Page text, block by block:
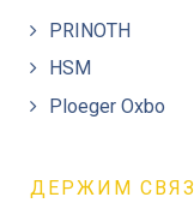
PRINOTH
HSM
Ploeger Oxbo
ДЕРЖИМ